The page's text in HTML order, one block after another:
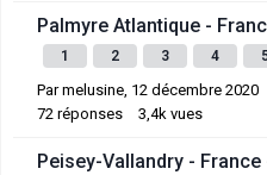
Palmyre Atlantique -
1 2 3 4
Parmelusine, 12 décembre 2020
72 réponses 3,4k vues
Peisey-Vallandry - France